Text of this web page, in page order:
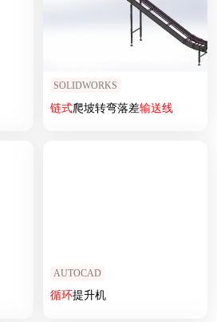
SOLIDWORKS
链式爬坡转弯落差输送线
AUTOCAD
循环提升机